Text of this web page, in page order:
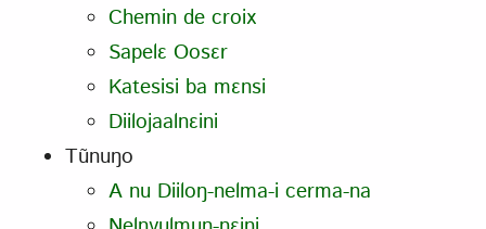
Chemin de croix
Sapelɛ Oosɛr
Katesisi ba mɛnsi
Diilojaalnɛini
Tũnuŋo
A nu Diiloŋ-nelma-i cerma-na